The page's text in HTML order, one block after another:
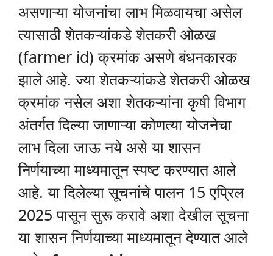
असणाऱ्या योजनांचा लाभ मिळवायचा असेल
त्यासाठी शेतकऱ्यांकडे शेतकरी ओळख
(farmer id) क्रमांक असणे बंधनकारक
झाले आहे. ज्या शेतकऱ्यांकडे शेतकरी ओळख
क्रमांक नसेल अशा शेतकऱ्यांना कृषी विभाग
अंतर्गत दिल्या जाणाऱ्या कोणत्या योजनेचा
लाभ दिला जाऊ नये असे या शासन
निर्णयाच्या माध्यमातून स्पष्ट करण्यात आले
आहे. या दिलेल्या सूचनांचे पालन 15 एप्रिल
2025 पासून सुरू करावे अशा देखील सूचना
या शासन निर्णयाच्या माध्यमातून देण्यात आले